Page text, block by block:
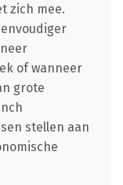
zich mee.
of wanneer
grote
stellen aan